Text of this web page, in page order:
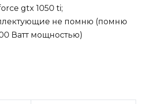
gtx 1050 ti;
не помню (помню
Ватт мощностью)